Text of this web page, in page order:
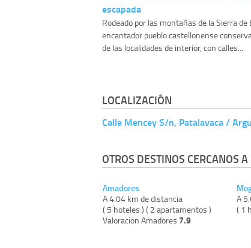
escapada
Rodeado por las montañas de la Sierra de
encantador pueblo castellonense
de las localidades de interior, con calles...
LOCALIZACIÓN
Calle Mencey S/n, Patalavaca /
OTROS DESTINOS CERCANOS
Amadores
A 4.04 km de distancia
( 5 hoteles ) ( 2 apartamentos )
Valoracion Amadores 7.9
A
( 1